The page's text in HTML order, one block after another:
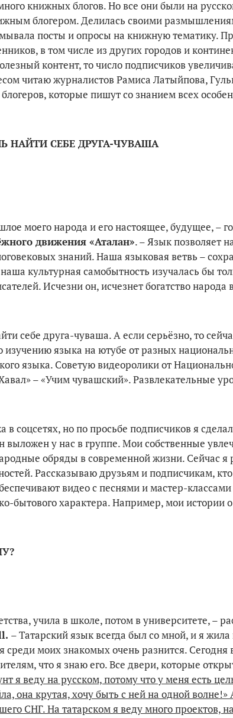
книжных блогов. Но все они были на
блогером. Дели­лась своими
посты и опросы на книжную те­матику.
в том числе из других городов и
контент, то число подпис­чиков
читаю журналистов Рамиса Латыйпова,
которые пи­шут со знанием всех
НАЙТИ СЕБЕ ДРУГА-ЧУВАША
моего народа и его настоящее, будущее, –
дви­жения «Аталан». – Язык позво­ляет
зна­ний. Наша языковая ветвь –
культурная самобытность изуча­лась бы
Исчезни он, исчезнет богатство народа
себе друга-чуваша. А если серьёзно, то
языка на ютубе от разных
языка. Советую видеоролики от
– «Учим чувашский». Развлекательные
соцсетях, но по просьбе подписчиков я
у нас в группе. Мои собствен­ные
обряды в современной жизни. Сейчас я
Рассказываю друзьям и подписчикам,
видео с песнями и мастер-
бытового ха­рактера. Например, мои истории о
учила в школе, потом в университете, –
– Татарский язык всегда был со мной, и я
среди моих знакомых очень разнится. Сегодня
что я знаю его. Все двери, которые
я веду на русском, потому что у меня есть
она крутая, хочу быть с ней на одной волне!»
СНГ. На татарском я веду много проектов,